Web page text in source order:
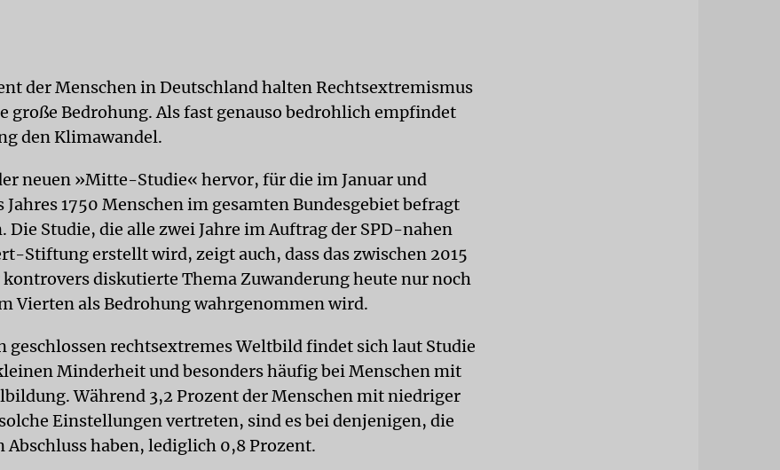
der Menschen in Deutschland halten Rechtsextremismus
große Bedrohung. Als fast genauso bedrohlich empfindet
den Klimawandel.
neuen »Mitte-Studie« hervor, für die im Januar und
Jahres 1750 Menschen im gesamten Bundesgebiet befragt
Die Studie, die alle zwei Jahre im Auftrag der SPD-nahen
Stiftung erstellt wird, zeigt auch, dass das zwischen 2015
kontrovers diskutierte Thema Zuwanderung heute nur noch
Vierten als Bedrohung wahrgenommen wird.
geschlossen rechtsextremes Weltbild findet sich laut Studie
Minderheit und besonders häufig bei Menschen mit
Während 3,2 Prozent der Menschen mit niedriger
Einstellungen vertreten, sind es bei denjenigen, die
Abschluss haben, lediglich 0,8 Prozent.